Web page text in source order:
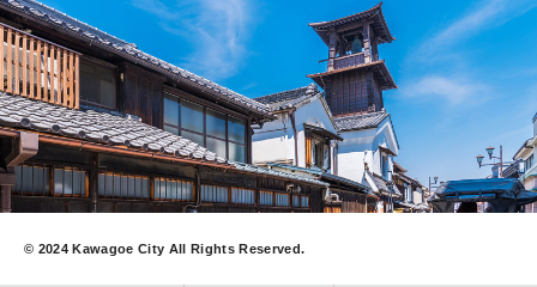
© 2024 Kawagoe City All Rights Reserved.